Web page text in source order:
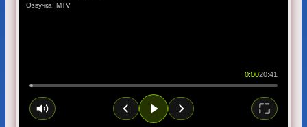
Озвучка: MTV
0:0020:41